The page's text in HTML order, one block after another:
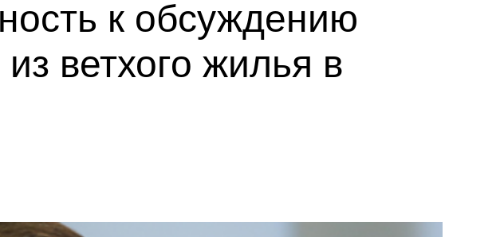
к обсуждению
ветхого жилья в